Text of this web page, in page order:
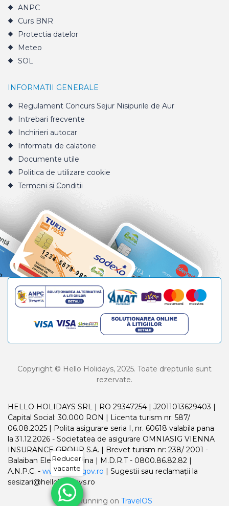
ANPC
Curs BNR
Protectia datelor
Meteo
SOL
INFORMATII GENERALE
Regulament Concurs Sejur Nisipurile de Aur
Intrebari frecvente
Inchirieri autocar
Informatii de calatorie
Documente utile
Politica de utilizare cookie
Termeni si Conditii
Copyright © Hello Holidays, 2025. Toate drepturile sunt
rezervate.
HELLO HOLIDAYS SRL | RO 29347254 | J2011013629403 |
Capital Social: 30.000 RON | Licenta turism nr: 587/
06.08.2025 | Polita asigurare seria I, nr. 60618 valabila pana
la 31.12.2026 - Societatea de asigurare OMNIASIG VIENNA
INSURANCE GROUP S.A. | Brevet turism nr: 238/ 2001 -
Balaiban Elena Madalina | M.D.R.T - 0800.86.82.82 |
A.N.P.C. - www.anpc.gov.ro | Sugestii sau reclamații la
sesizari@helloholidays.ro
Running on TravelOS
Reduceri
vacante